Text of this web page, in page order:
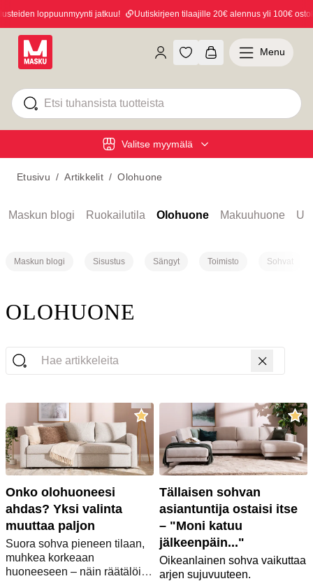
loppuunmyynti jatkuu! Uutiskirjeen tilaajille 20€ alennus yli 100€ ostoksista!
Valitse myymälä
Menu
Etusivu / Artikkelit / Olohuone
Maskun blogi Ruokailutila Olohuone Makuuhuone
Maskun blogi Sisustus Sängyt Toimisto Sohvat
OLOHUONE
Hae artikkeleita
Onko olohuoneesi
ahdas? Yksi valinta
muuttaa paljon
Suora sohva pieneen tilaan,
muhkea korkeaan
huoneeseen – näin räätälöit
Tällaisen sohvan
asiantuntija ostaisi itse
– "Moni katuu
jälkeenpäin..."
Oikeanlainen sohva vaikuttaa
arjen sujuvuuteen.